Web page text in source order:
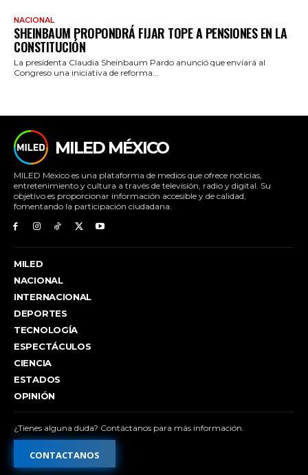
NACIONAL
SHEINBAUM PROPONDRÁ FIJAR TOPE A PENSIONES EN LA
CONSTITUCIÓN
La presidenta Claudia Sheinbaum Pardo anunció que enviará al
Congreso una iniciativa de reforma...
MILED MÉXICO
MILED México es una plataforma de medios que ofrece noticias,
entretenimiento y cultura a través de televisión, radio y digital. Su
objetivo es proporcionar información accesible y de calidad,
fomentando la participación ciudadana.
MILED
NACIONAL
INTERNACIONAL
DEPORTES
TECNOLOGÍA
ESPECTÁCULOS
CIENCIA
ESTADOS
OPINIÓN
¿Tienes alguna duda? Contáctanos para más información.
CONTACTANOS